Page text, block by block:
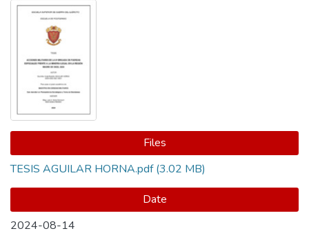
Files
TESIS AGUILAR HORNA.pdf(3.02 MB)
Date
2024-08-14